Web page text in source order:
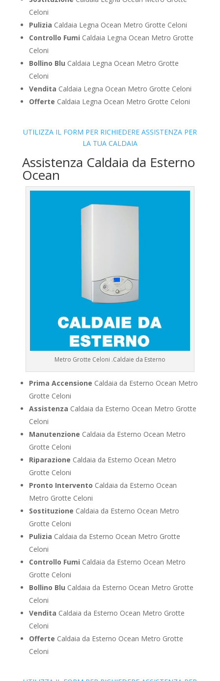
Celoni
Pulizia Caldaia Legna Ocean Metro Grotte Celoni
Controllo Fumi Caldaia Legna Ocean Metro Grotte
Celoni
Bollino Blu Caldaia Legna Ocean Metro Grotte
Celoni
Vendita Caldaia Legna Ocean Metro Grotte Celoni
Offerte Caldaia Legna Ocean Metro Grotte Celoni
UTILIZZA IL FORM PER RICHIEDERE ASSISTENZA PER
LA TUA CALDAIA
Assistenza Caldaia da Esterno
Ocean
Metro Grotte Celoni .Caldaie da Esterno
Prima Accensione Caldaia da Esterno Ocean Metro
Grotte Celoni
Assistenza Caldaia da Esterno Ocean Metro Grotte
Celoni
Manutenzione Caldaia da Esterno Ocean Metro
Grotte Celoni
Riparazione Caldaia da Esterno Ocean Metro
Grotte Celoni
Pronto Intervento Caldaia da Esterno Ocean
Metro Grotte Celoni
Sostituzione Caldaia da Esterno Ocean Metro
Grotte Celoni
Pulizia Caldaia da Esterno Ocean Metro Grotte
Celoni
Controllo Fumi Caldaia da Esterno Ocean Metro
Grotte Celoni
Bollino Blu Caldaia da Esterno Ocean Metro Grotte
Celoni
Vendita Caldaia da Esterno Ocean Metro Grotte
Celoni
Offerte Caldaia da Esterno Ocean Metro Grotte
Celoni